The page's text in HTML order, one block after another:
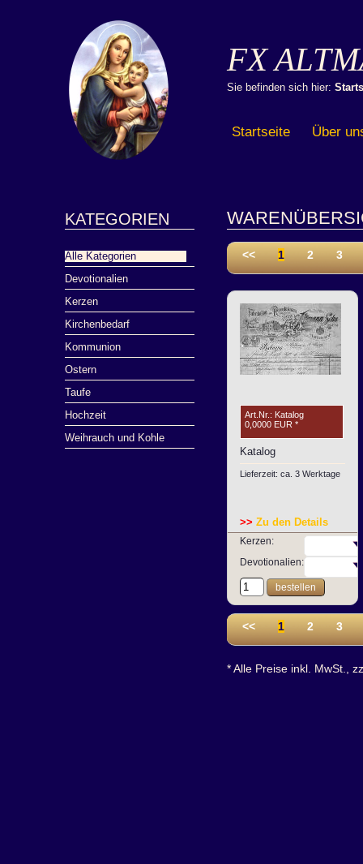
FX
Sie befinden sich hier:
Startseite Über
KATEGORIEN
Alle Kategorien
Devotionalien
Kerzen
Kirchenbedarf
Kommunion
Ostern
Taufe
Hochzeit
Weihrauch und Kohle
<< 1 2 3
Art.Nr.: Katalog
0,0000 EUR *
Katalog
Lieferzeit: ca. 3 Werktage
>> Zu den Details
Kerzen:
Devotionalien:
bestellen
<< 1 2 3
* Alle Preise inkl. MwSt.,